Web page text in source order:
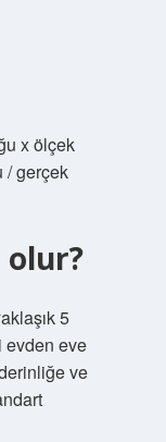
x ölçek
/ gerçek
olur?
5
evden eve
ve